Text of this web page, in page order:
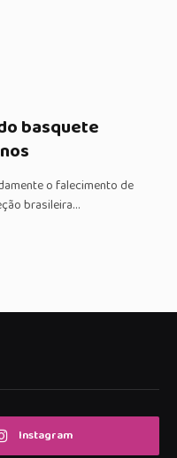
basquete
o falecimento de
brasileira…
Instagram